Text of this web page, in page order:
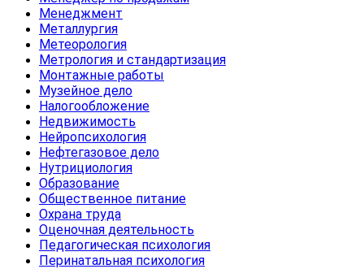
Менеджмент
Металлургия
Метеорология
Метрология и стандартизация
Монтажные работы
Музейное дело
Налогообложение
Недвижимость
Нейропсихология
Нефтегазовое дело
Нутрициология
Образование
Общественное питание
Охрана труда
Оценочная деятельность
Педагогическая психология
Перинатальная психология